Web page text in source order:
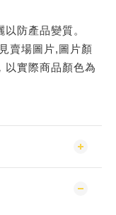
防產品變質。
賣場圖片,圖片顏
以實際商品顏色為